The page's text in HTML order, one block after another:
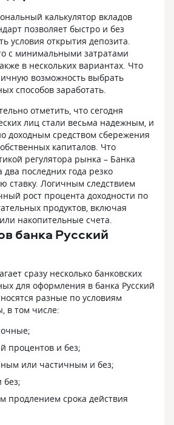
бесплатна! А
на второй
опыте! Так,что
этом нет. Причём
об этом
своего дела,
аккуратен. С-ин
обязанности и
положительные
четко и быстро.
сомневаюсь,
меня станет
Руководству
отметить
С-на В.В. ​ ​ С
Юрьевна ​ ​ ​ ​ ​ ​ ​ ​ ​ ​ ​
калькулятор вкладов
позволяет быстро и без
условия открытия депозита.
с минимальными затратами
в нескольких вариантах. Что
возможность выбрать
способов заработать.
отметить, что сегодня
лиц стали весьма надежным, и
доходным средством сбережения
капиталов. Что
регулятора рынка – Банка
два последних года резко
ставку. Логичным следствием
рост процента доходности по
продуктов, включая
накопительные счета.
банка Русский
сразу несколько банковских
для оформления в банка Русский
разные по условиям
в том числе:
процентов и без;
или частичным и без;
без;
продлением срока действия